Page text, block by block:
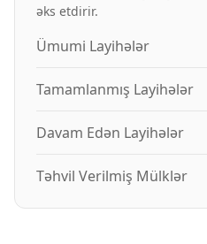
əks etdirir.
Ümumi Layihələr
Tamamlanmış Layihələr
Davam Edən Layihələr
Təhvil Verilmiş Mülklər